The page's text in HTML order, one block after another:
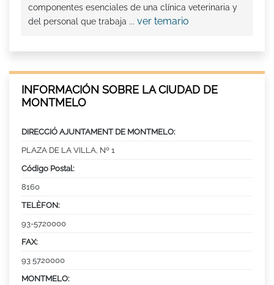
componentes esenciales de una clínica veterinaria y
del personal que trabaja ... ver temario
INFORMACIÓN SOBRE LA CIUDAD DE
MONTMELO
DIRECCIÓ AJUNTAMENT DE MONTMELO:
PLAZA DE LA VILLA, Nº 1
Código Postal:
8160
TELÈFON:
93-5720000
FAX:
93 5720000
MONTMELO: